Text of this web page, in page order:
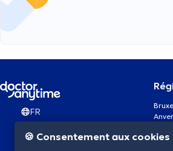
FR
🍪 Consentement aux cookies